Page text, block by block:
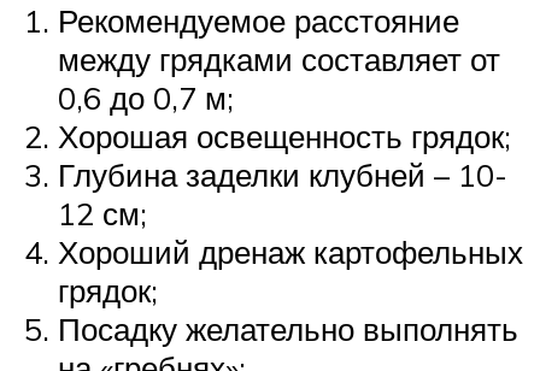
Рекомендуемое расстояние
между грядками составляет от
0,6 до 0,7 м;
Хорошая освещенность грядок;
Глубина заделки клубней – 10-
12 см;
Хороший дренаж картофельных
грядок;
Посадку желательно выполнять